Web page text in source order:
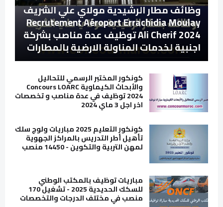
وظائف مطار الرشيدية مولاي علي الشريف
Recrutement Aéroport Errachidia Moulay
Ali Cherif 2024 توظيف عدة مناصب بشركة
اجنبية لخدمات المناولة الارضية بالمطارات
كونكور المختبر الرسمي للتحاليل
والأبحاث الكيماوية Concours LOARC
2024 توظيف في عدة مناصب و تخصصات
اخر اجل 3 ماي 2024
كونكور التعليم 2025 مباريات ولوج سلك
تأهيل أطر التدريس بالمراكز الجهوية
لمهن التربية والتكوين - 14450 منصب
مباريات توظيف بالمكتب الوطني
للسكك الحديدية 2025 - تشغيل 170
منصب في مختلف الدرجات والتخصصات